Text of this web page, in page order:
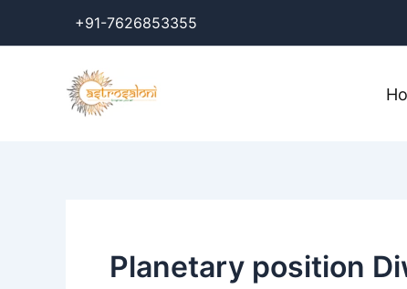
+91-7626853355
Planetary position